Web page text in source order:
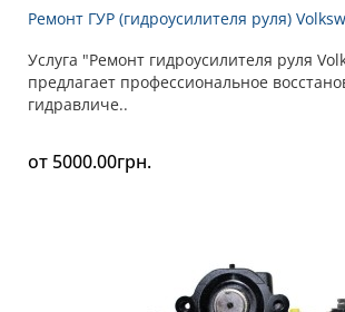
Ремонт ГУР (гидроусилителя руля)
Услуга "Ремонт гидроусилителя руля
предлагает профессиональное
гидравличе..
от 5000.00грн.